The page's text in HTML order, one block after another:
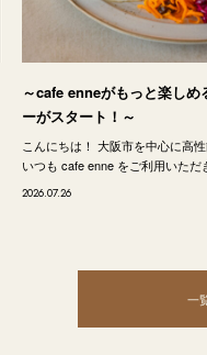
～cafe enneがもっと楽し
ーがスタート！～
こんにちは！ 大阪市を中心に高
いつも cafe enne をご利用いた
2026.07.26
一